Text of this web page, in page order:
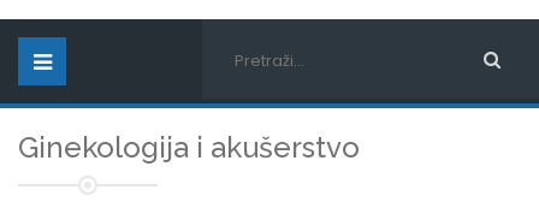
Ginekologija i akušerstvo